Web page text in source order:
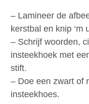
– Lamineer de
kerstbal en knip ‘m
– Schrijf woorden,
insteekhoek met
stift.
– Doe een zwart of
insteekhoes.